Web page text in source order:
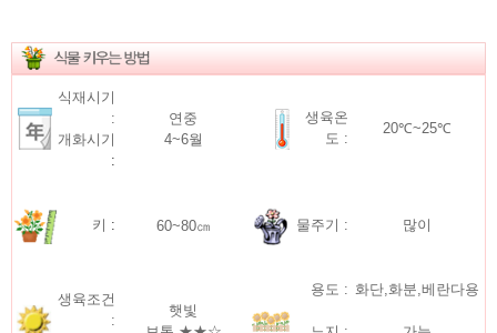
식재시기
:
개화시기
:
연중
4~6월
생육온
도 :
20℃~25℃
키 : 60~80㎝ 물주기 : 많이
생육조건
:
햇빛
용도 : 화단,화분,베란다용